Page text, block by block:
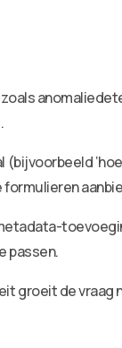
passen.
groeit de vraag